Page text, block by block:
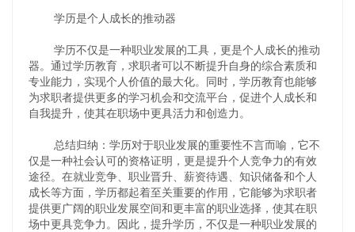
学历是个人成长的推动器
学历不仅是一种职业发展的工具，更是个人成长的推动
器。通过学历教育，求职者可以不断提升自身的综合素质和
专业能力，实现个人价值的最大化。同时，学历教育也能够
为求职者提供更多的学习机会和交流平台，促进个人成长和
自我提升，使其在职场中更具活力和创造力。
总结归纳：学历对于职业发展的重要性不言而喻，它不
仅是一种社会认可的资格证明，更是提升个人竞争力的有效
途径。在就业竞争、职业晋升、薪资待遇、知识储备和个人
成长等方面，学历都起着至关重要的作用，它能够为求职者
提供更广阔的职业发展空间和更丰富的职业选择，使其在职
场中更具竞争力。因此，提升学历，不仅是一种职业发展的